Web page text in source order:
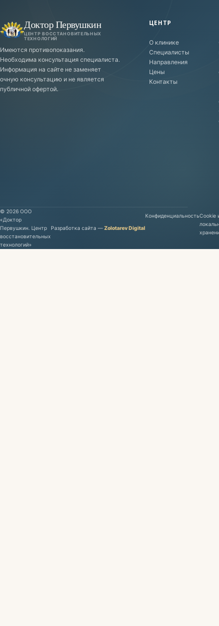
Доктор Первушкин
ЦЕНТР ВОССТАНОВИТЕЛЬНЫХ
ТЕХНОЛОГИЙ
Имеются противопоказания.
Необходима консультация специалиста.
Информация на сайте не заменяет
очную консультацию и не является
публичной офертой.
ЦЕНТР
О клинике
Специалисты
Направления
Цены
Контакты
© 2026 ООО
«Доктор
Первушкин. Центр
восстановительных
технологий»
Разработка сайта —Zolotarev Digital
КонфиденциальностьCookie